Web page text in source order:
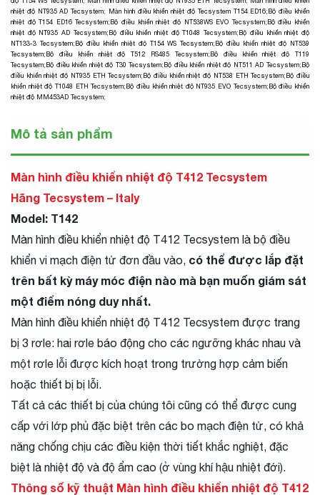
nhiệt độ NT935 AD Tecsystem; Màn hình điều khiển nhiệt độ Tecsystem T154 ED16;Bộ điều khiển
nhiệt độ T154 ED16 Tecsystem;Bộ điều khiển nhiệt độ NT538WS EVO Tecsystem;Bộ điều khiển
nhiệt độ NT935 AD Tecsystem;Bộ điều khiển nhiệt độ T1048 Tecsystem;Bộ điều khiển nhiệt độ
NT133-3 Tecsystem;Bộ điều khiển nhiệt độ T154 WS Tecsystem;Bộ điều khiển nhiệt độ NT539
Tecsystem;Bộ điều khiển nhiệt độ T512 RS485 Tecsystem;Bộ điều khiển nhiệt độ T119
Tecsystem;Bộ điều khiển nhiệt độ T30 Tecsystem;Bộ điều khiển nhiệt độ NT511 AD Tecsystem;Bộ
điều khiển nhiệt độ NT935 ETH Tecsystem;Bộ điều khiển nhiệt độ NT538 ETH Tecsystem;Bộ điều
khiển nhiệt độ T1048 ETH Tecsystem;Bộ điều khiển nhiệt độ NT935 EVO Tecsystem;Bộ điều khiển
nhiệt độ MM453AD Tecsystem;
Mô tả sản phẩm
Màn hình điều khiển nhiệt độ T412 Tecsystem
Hãng Tecsystem – Italy
Model: T142
Màn hình điều khiển nhiệt độ T412 Tecsystem là bộ điều
khiển vi mạch điện tử đơn đầu vào, có thể được lắp đặt
trên bất kỳ máy móc điện nào mà bạn muốn giám sát
một điểm nóng duy nhất.
Màn hình điều khiển nhiệt độ T412 Tecsystem được trang
bị 3 rơle: hai rơle báo động cho các ngưỡng khác nhau và
một rơle lỗi được kích hoạt trong trường hợp cảm biến
hoặc thiết bị bị lỗi.
Tất cả các thiết bị của chúng tôi cũng có thể được cung
cấp với lớp phủ đặc biệt trên các bo mạch điện tử, có khả
năng chống chịu các điều kiện thời tiết khắc nghiệt, đặc
biệt là nhiệt độ và độ ẩm cao (ở vùng khí hậu nhiệt đới).
Thông số kỹ thuật Màn hình điều khiển nhiệt độ T412